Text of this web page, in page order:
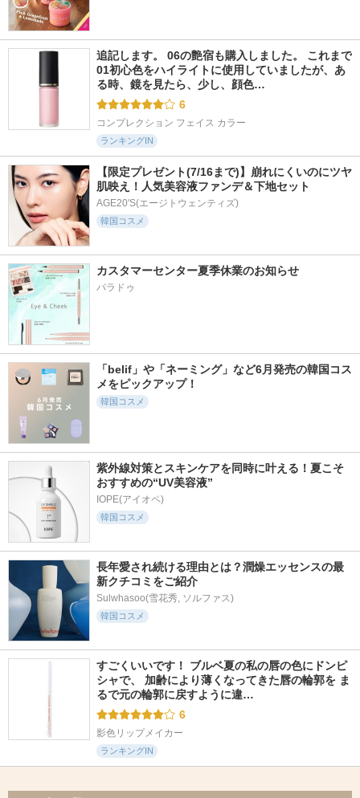
追記します。 06の艶宿も購入しました。 これまで
01初心色をハイライトに使用していましたが、あ
る時、鏡を見たら、少し、顔色…
6
コンプレクション フェイス カラー
ランキングIN
【限定プレゼント(7/16まで)】崩れにくいのにツヤ
肌映え！人気美容液ファンデ＆下地セット
AGE20'S(エージトウェンティズ)
韓国コスメ
カスタマーセンター夏季休業のお知らせ
パラドゥ
「belif」や「ネーミング」など6月発売の韓国コス
メをピックアップ！
韓国コスメ
紫外線対策とスキンケアを同時に叶える！夏こそ
おすすめの“UV美容液”
IOPE(アイオペ)
韓国コスメ
長年愛され続ける理由とは？潤燥エッセンスの最
新クチコミをご紹介
Sulwhasoo(雪花秀, ソルファス)
韓国コスメ
すごくいいです！ ブルベ夏の私の唇の色にドンピ
シャで、 加齢により薄くなってきた唇の輪郭を ま
るで元の輪郭に戻すように違…
6
影色リップメイカー
ランキングIN